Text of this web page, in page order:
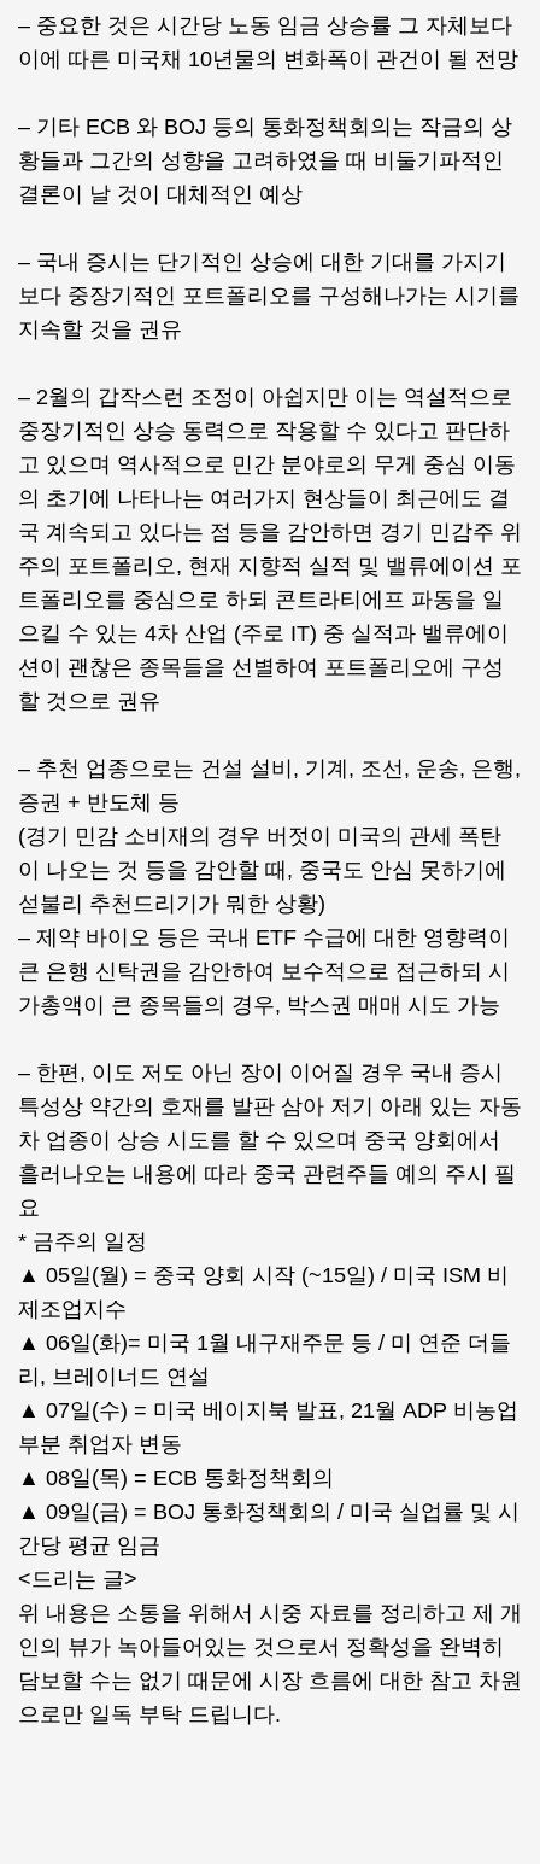
– 중요한 것은 시간당 노동 임금 상승률 그 자체보다
이에 따른 미국채 10년물의 변화폭이 관건이 될 전망
– 기타 ECB 와 BOJ 등의 통화정책회의는 작금의 상
황들과 그간의 성향을 고려하였을 때 비둘기파적인
결론이 날 것이 대체적인 예상
– 국내 증시는 단기적인 상승에 대한 기대를 가지기
보다 중장기적인 포트폴리오를 구성해나가는 시기를
지속할 것을 권유
– 2월의 갑작스런 조정이 아쉽지만 이는 역설적으로
중장기적인 상승 동력으로 작용할 수 있다고 판단하
고 있으며 역사적으로 민간 분야로의 무게 중심 이동
의 초기에 나타나는 여러가지 현상들이 최근에도 결
국 계속되고 있다는 점 등을 감안하면 경기 민감주 위
주의 포트폴리오, 현재 지향적 실적 및 밸류에이션 포
트폴리오를 중심으로 하되 콘트라티에프 파동을 일
으킬 수 있는 4차 산업 (주로 IT) 중 실적과 밸류에이
션이 괜찮은 종목들을 선별하여 포트폴리오에 구성
할 것으로 권유
– 추천 업종으로는 건설 설비, 기계, 조선, 운송, 은행,
증권 + 반도체 등
(경기 민감 소비재의 경우 버젓이 미국의 관세 폭탄
이 나오는 것 등을 감안할 때, 중국도 안심 못하기에
섣불리 추천드리기가 뭐한 상황)
– 제약 바이오 등은 국내 ETF 수급에 대한 영향력이
큰 은행 신탁권을 감안하여 보수적으로 접근하되 시
가총액이 큰 종목들의 경우, 박스권 매매 시도 가능
– 한편, 이도 저도 아닌 장이 이어질 경우 국내 증시
특성상 약간의 호재를 발판 삼아 저기 아래 있는 자동
차 업종이 상승 시도를 할 수 있으며 중국 양회에서
흘러나오는 내용에 따라 중국 관련주들 예의 주시 필
요
* 금주의 일정
▲ 05일(월) = 중국 양회 시작 (~15일) / 미국 ISM 비
제조업지수
▲ 06일(화)= 미국 1월 내구재주문 등 / 미 연준 더들
리, 브레이너드 연설
▲ 07일(수) = 미국 베이지북 발표, 21월 ADP 비농업
부분 취업자 변동
▲ 08일(목) = ECB 통화정책회의
▲ 09일(금) = BOJ 통화정책회의 / 미국 실업률 및 시
간당 평균 임금
<드리는 글>
위 내용은 소통을 위해서 시중 자료를 정리하고 제 개
인의 뷰가 녹아들어있는 것으로서 정확성을 완벽히
담보할 수는 없기 때문에 시장 흐름에 대한 참고 차원
으로만 일독 부탁 드립니다.